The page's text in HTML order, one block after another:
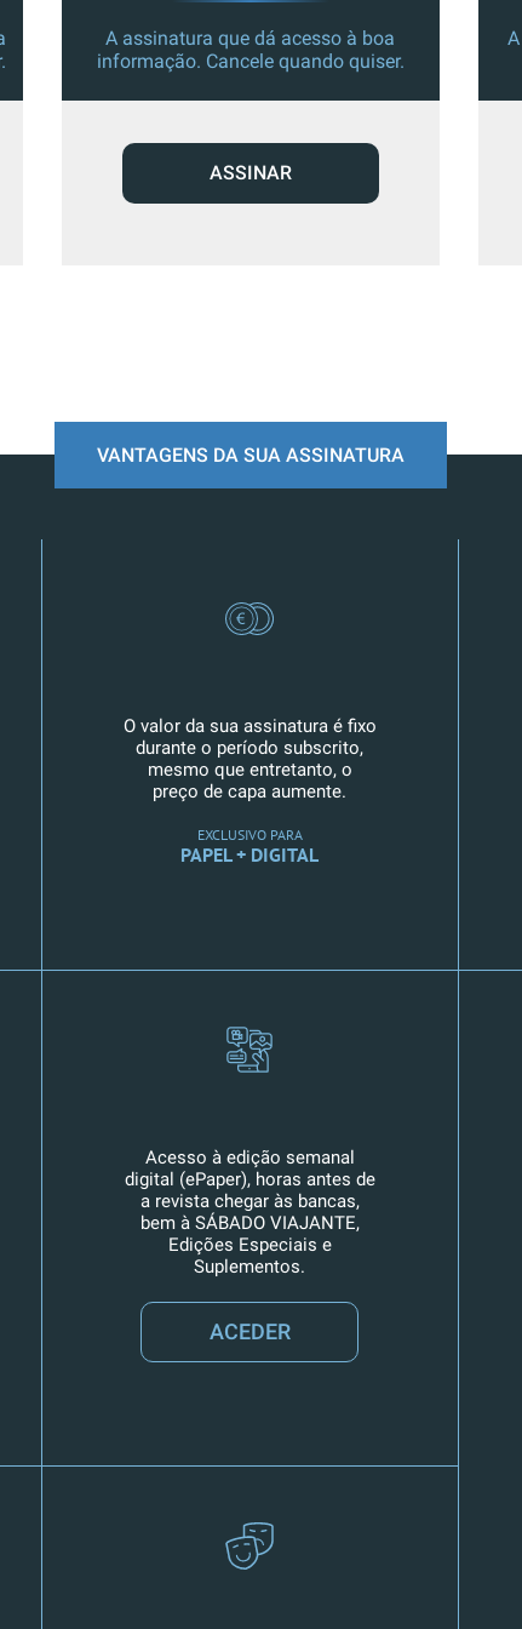
A assinatura que dá acesso à boa
informação. Cancele quando quiser.
ASSINAR
VANTAGENS DA SUA ASSINATURA
O valor da sua assinatura é fixo
durante o período subscrito,
mesmo que entretanto, o
preço de capa aumente.
EXCLUSIVO PARA
PAPEL + DIGITAL
Acesso à edição semanal
digital (ePaper), horas antes de
a revista chegar às bancas,
bem à SÁBADO VIAJANTE,
Edições Especiais e
Suplementos.
ACEDER